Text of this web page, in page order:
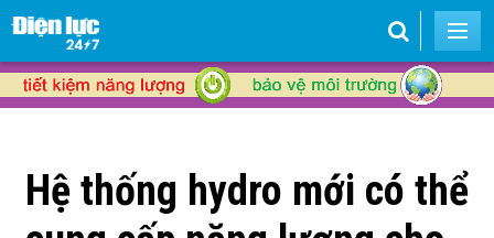
Hệ thống hydro mới có thể